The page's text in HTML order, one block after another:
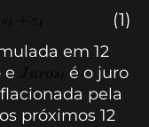
(1)
em 12
e
é o juro
pela
próximos 12